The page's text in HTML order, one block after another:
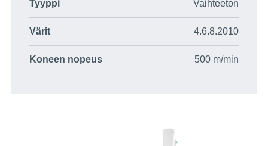
Tyyppi Vaihteeton
Värit 4.6.8.2010
Koneen nopeus 500 m/min